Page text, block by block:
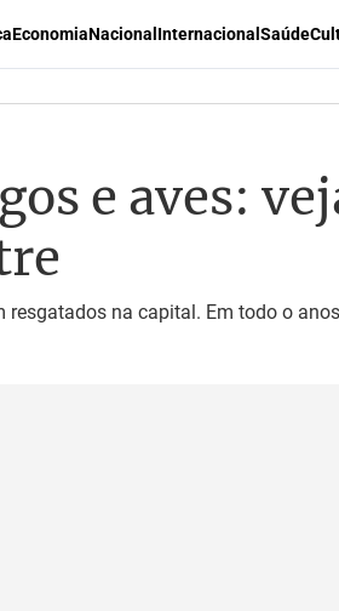
EconomiaNacional Internacional Saúde
e aves:
na capital. Em todo o